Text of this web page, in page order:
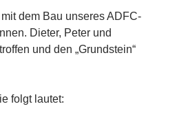
dem Bau unseres ADFC-
Dieter, Peter und
und den „Grundstein“
folgt lautet: